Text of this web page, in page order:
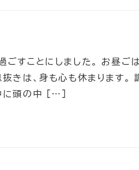
ごすことにしました。 お昼ご
きは、身も心も休まります。
に頭の中 […]